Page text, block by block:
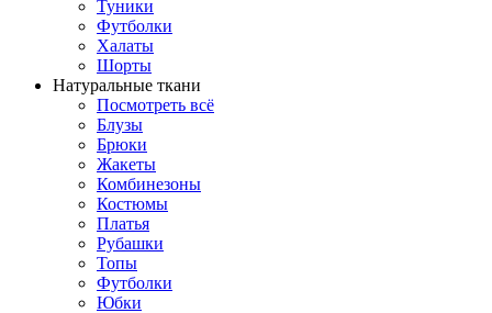
Туники
Футболки
Халаты
Шорты
Натуральные ткани
Посмотреть всё
Блузы
Брюки
Жакеты
Комбинезоны
Костюмы
Платья
Рубашки
Топы
Футболки
Юбки